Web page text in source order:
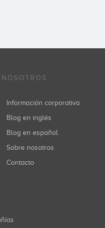
NOSOTROS
Información corporativa
Blog en inglés
Blog en español
Sobre nosotros
Contacto